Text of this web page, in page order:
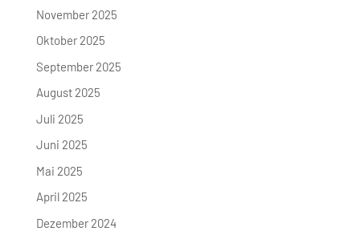
November 2025
Oktober 2025
September 2025
August 2025
Juli 2025
Juni 2025
Mai 2025
April 2025
Dezember 2024